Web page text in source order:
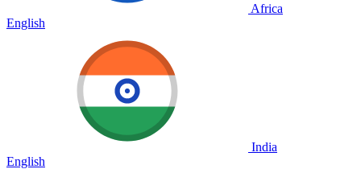
Africa
English
India
English